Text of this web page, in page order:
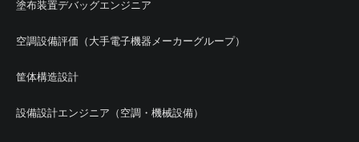
塗布装置デバッグエンジニア
空調設備評価（大手電子機器メーカーグループ）
筐体構造設計
設備設計エンジニア（空調・機械設備）